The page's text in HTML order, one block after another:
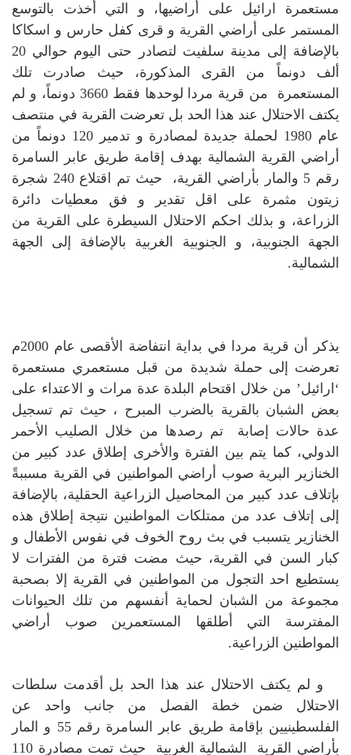
مستعمرة ارائيل على أراضيها، و التي أخذت بالتوسع
المستمر على أراضي القرية و قرى كفل حارس و اسكاكا
بالإضافة إلى مدينة سلفيت لتصادر حتى اليوم حوالي 20
ألف دونماً من القرى المذكورة، حيث صادرت تلك
المستعمرة من قرية مردا لوحدها فقط 3660 دونماً، و لم
يكتف الاحتلال عند هذا الحد بل تعرضت القرية في منتصف
عام 1980 لحملة جديدة لمصادرة و تدمير 120 دونماً من
أراضي القرية الشمالية بهدف إقامة طريق عابر السامرة
رقم 5 والمار بأراضي القرية، حيث تم اقتلاع 240 شجرة
زيتون مثمرة على اقل تقدير و فق معطيات دائرة
الزراعة، و بذلك احكم الاحتلال السيطرة على القرية من
الجهة الجنوبية، و الجنوبية الغربية بالإضافة إلى الجهة
الشمالية.
يذكر أن قرية مردا في بداية انتفاضة الأقصى عام 2000م
تعرضت إلى حملة شديدة من قبل مستعمري مستعمرة
‘ارائيل’ من خلال اقتحام البلدة عدة مرات و الاعتداء على
بعض الشبان بالقرية بالضرب المبرح ، حيث تم تسجيل
عدة حالات إصابة تم رصدها من خلال الصليب الأحمر
الدولي، كما يتم بين الفترة والأخرى إطلاق عدد كبير من
الخنازير البرية صوب أراضي المواطنين في القرية مسببةً
بإتلاف عدد كبير من المحاصيل الزراعية الحقلية، بالإضافة
إلى إتلاف عدد من ممتلكات المواطنين نتيجة إطلاق هذه
الخنازير يتسبب في بث روح الخوف في نفوس الأطفال و
كبار السن في القرية، حيث مضت فترة من الفترات لا
يستطيع احد التجول من المواطنين في القرية إلا بصحبة
مجموعة من الشبان لحماية أنفسهم من تلك الحيوانات
المفترسة التي أطلقها المستعمرين صوب أراضي
المواطنين الزراعية.
و لم يكتف الاحتلال عند هذا الحد بل أقدمت سلطات
الاحتلال ضمن خطة الفصل من جانب واحد عن
الفلسطينيين بإقامة طريق عابر السامرة رقم 55 و المار
بأراضي القرية الشمالية الغربية حيث تمت مصادرة 110